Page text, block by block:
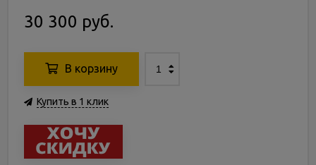
30 300 руб.
В корзину
Купить в 1 клик